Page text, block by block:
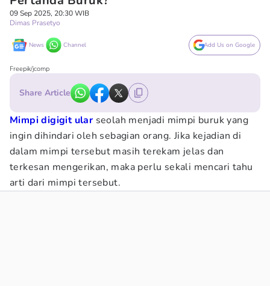
09 Sep 2025, 20:30 WIB
Dimas Prasetyo
News Channel Add Us on Google
Freepik/jcomp
Share Article
Mimpi digigit ular seolah menjadi mimpi buruk yang
ingin dihindari oleh sebagian orang. Jika kejadian di
dalam mimpi tersebut masih terekam jelas dan
terkesan mengerikan, maka perlu sekali mencari tahu
arti dari mimpi tersebut.